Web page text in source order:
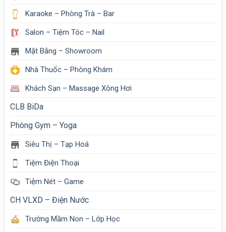
Karaoke – Phòng Trà – Bar
Salon – Tiệm Tóc – Nail
Mặt Bằng – Showroom
Nhà Thuốc – Phòng Khám
Khách Sạn – Massage Xông Hơi
CLB BiDa
Phòng Gym – Yoga
Siêu Thị – Tạp Hoá
Tiệm Điện Thoại
Tiệm Nét – Game
CH VLXD – Điện Nước
Trường Mầm Non – Lớp Học